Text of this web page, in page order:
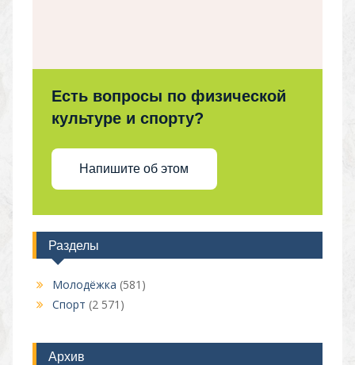
Есть вопросы по физической
культуре и спорту?
Напишите об этом
Разделы
Молодёжка (581)
Спорт (2 571)
Архив